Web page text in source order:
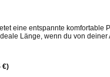
eine entspannte komfortable
Länge, wenn du von
€)